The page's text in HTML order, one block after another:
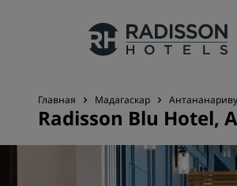
Наши бренды
Бренды Radisson Hotels
Главная Мадагаскар Антананариву
Radisson Blu